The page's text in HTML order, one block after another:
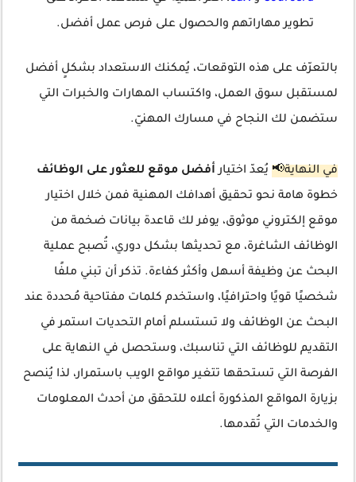
تطوير مهاراتهم والحصول على فرص عمل أفضل.
بالتعرّف على هذه التوقعات، يُمكنك الاستعداد بشكلٍ أفضل
لمستقبل سوق العمل، واكتساب المهارات والخبرات التي
ستضمن لك النجاح في مسارك المهنيّ.
في النهاية📢 يُعدّ اختيارأفضل موقع للعثور على الوظائف
خطوة هامة نحو تحقيق أهدافك المهنية فمن خلال اختيار
موقع إلكتروني موثوق، يوفر لك قاعدة بيانات ضخمة من
الوظائف الشاغرة، مع تحديثها بشكل دوري، تُصبح عملية
البحث عن وظيفة أسهل وأكثر كفاءة. تذكر أن تبني ملفًا
شخصيًا قويًا واحترافيًا، واستخدم كلمات مفتاحية مُحددة عند
البحث عن الوظائف ولا تستسلم أمام التحديات استمر في
التقديم للوظائف التي تناسبك، وستحصل في النهاية على
الفرصة التي تستحقها تتغير مواقع الويب باستمرار، لذا يُنصح
بزيارة المواقع المذكورة أعلاه للتحقق من أحدث المعلومات
والخدمات التي تُقدمها.